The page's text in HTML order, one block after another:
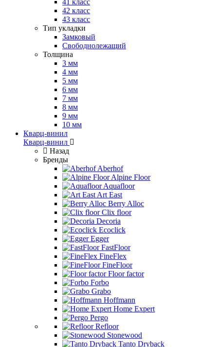
41 класс
42 класс
43 класс
Тип укладки
Замковый
Свободнолежащий
Толщина
3 мм
4 мм
5 мм
6 мм
7 мм
8 мм
9 мм
10 мм
Кварц-винил
Кварц-винил
Назад
Бренды
Aberhof
Alpine Floor
Aquafloor
Art East
Berry Alloc
Clix floor
Decoria
Ecoclick
Egger
FastFloor
FineFlex
FineFloor
Floor factor
Forbo
Grabo
Hoffmann
Home Expert
Pergo
Refloor
Stonewood
Tanto Dryback